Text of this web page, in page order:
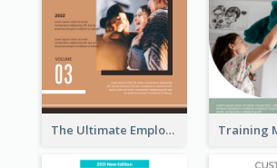
The Ultimate Employee Training Manual